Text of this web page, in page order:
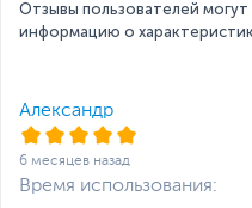
Вес с упаковкой
Заводские данные
Ссылка на сайт
производителя
Если вы заметили ошибку или
пожалуйста, выделите текст с
Отзывы пользователей
информацию о
Александр
6 месяцев назад
Время использования: